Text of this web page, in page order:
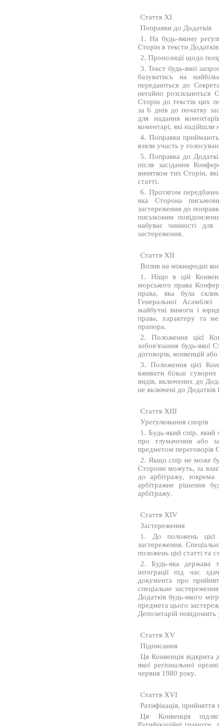
Стаття XI
Поправки до Додатків
1. На будь-якому
Сторін в тексти
2. Пропозиції щодо
3. Текст будь-якої
базуватись на
передаються до
негайно розсилаються
Сторін до текстів цих
за 6 днів до початку
для надання
коментарі, які надійшли
4. Поправки
взяли участь у
5. Поправка до
після засідання
винятком тих Сторін,
статті.
6. Протягом
яка Сторона
застереження до
письмовим
набуває чинності для
застереження.
Стаття XII
Вплив на міжнародні
1. Ніщо в цій
морського права
права, яка була
Генеральної
майбутні вимоги і
права, характеру та
прапора.
2. Положення цієї
зобов'язання будь-якої
договорів, конвенцій
3. Положення цієї
вживати більш
видів, включених до
не включені до Додатків
Стаття XIII
Урегулювання спорів
1. Будь-який спір,
про тлумачення або
предметом переговорів
2. Якщо спір не може
Сторони можуть, за
до арбітражу,
арбітражне рішення
арбітражу.
Стаття XIV
Застереження
1. До положень цієї
застереження.
положень цієї статті та
2. Будь-яка держава
інтеграції під час
документа про
спеціальне
Додатків будь-якого
предмета цього
Депозитарій
Стаття XV
Підписання
Ця Конвенція відкрита
якої регіональної
червня 1980 року.
Стаття XVI
Ратифікація, прийняття
Ця Конвенція